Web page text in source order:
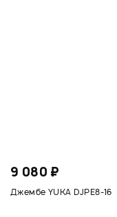
9 080 ₽
Джембе YUKA DJPE8-16